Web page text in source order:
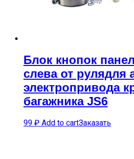
Блок кнопок
слева от рулядля
электропривода
багажника JS6
99 ₽ Add to cartЗаказать